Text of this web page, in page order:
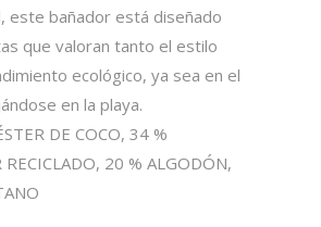
este bañador está diseñado
que valoran tanto el estilo
ecológico, ya sea en el
en la playa.
DE COCO, 34 %
RECICLADO, 20 % ALGODÓN,